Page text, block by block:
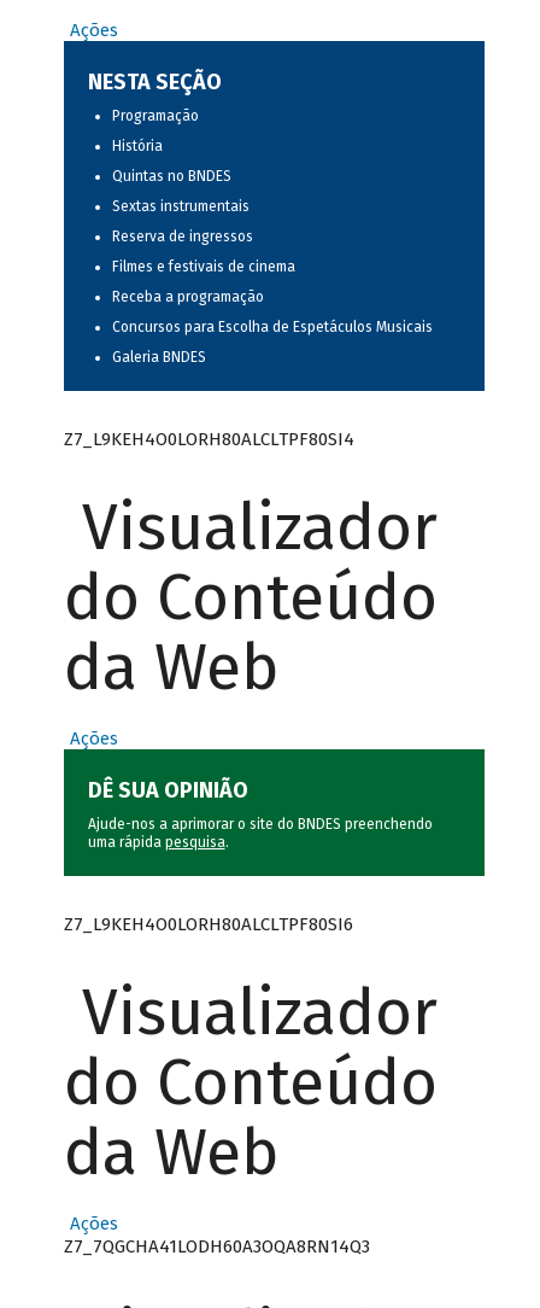
Ações
NESTA SEÇÃO
Programação
História
Quintas no BNDES
Sextas instrumentais
Reserva de ingressos
Filmes e festivais de cinema
Receba a programação
Concursos para Escolha de Espetáculos Musicais
Galeria BNDES
Z7_L9KEH4O0LORH80ALCLTPF80SI4
Visualizador
do Conteúdo
da Web
Ações
DÊ SUA OPINIÃO
Ajude-nos a aprimorar o site do BNDES preenchendo
uma rápida pesquisa.
Z7_L9KEH4O0LORH80ALCLTPF80SI6
Visualizador
do Conteúdo
da Web
Ações
Z7_7QGCHA41LODH60A3OQA8RN14Q3